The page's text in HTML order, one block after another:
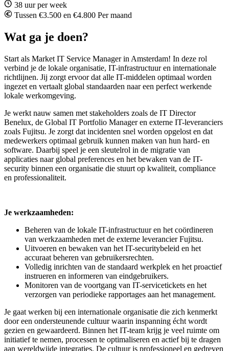
38 uur per week
Tussen €3.500 en €4.800 Per maand
Wat ga je doen?
Start als Market IT Service Manager in Amsterdam! In deze rol
verbind je de lokale organisatie, IT-infrastructuur en internationale
richtlijnen. Jij zorgt ervoor dat alle IT-middelen optimaal worden
ingezet en vertaalt global standaarden naar een perfect werkende
lokale werkomgeving.
Je werkt nauw samen met stakeholders zoals de IT Director
Benelux, de Global IT Portfolio Manager en externe IT-leveranciers
zoals Fujitsu. Je zorgt dat incidenten snel worden opgelost en dat
medewerkers optimaal gebruik kunnen maken van hun hard- en
software. Daarbij speel je een sleutelrol in de migratie van
applicaties naar global preferences en het bewaken van de IT-
security binnen een organisatie die stuurt op kwaliteit, compliance
en professionaliteit.
Je werkzaamheden:
Beheren van de lokale IT-infrastructuur en het coördineren
van werkzaamheden met de externe leverancier Fujitsu.
Uitvoeren en bewaken van het IT-securitybeleid en het
accuraat beheren van gebruikersrechten.
Volledig inrichten van de standaard werkplek en het proactief
instrueren en informeren van eindgebruikers.
Monitoren van de voortgang van IT-servicetickets en het
verzorgen van periodieke rapportages aan het management.
Je gaat werken bij een internationale organisatie die zich kenmerkt
door een ondersteunende cultuur waarin inspanning écht wordt
gezien en gewaardeerd. Binnen het IT-team krijg je veel ruimte om
initiatief te nemen, processen te optimaliseren en actief bij te dragen
aan wereldwijde integraties. De cultuur is professioneel en gedreven